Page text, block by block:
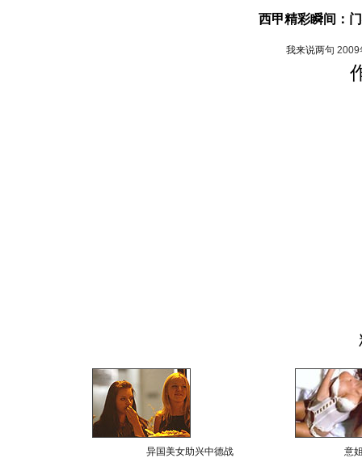
西甲精彩瞬间：
我来说两句 2009
异国美女助兴中德战 意